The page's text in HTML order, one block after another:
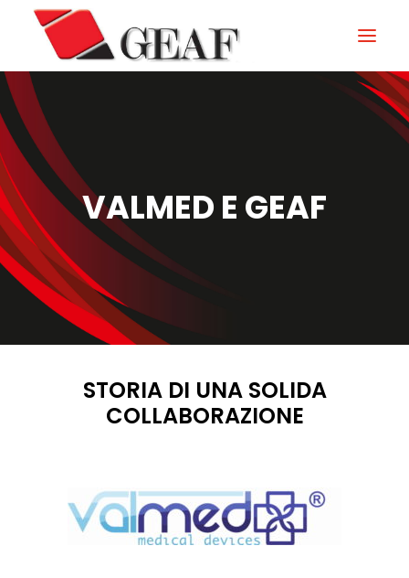
HOME
AZIENDA
KNOW-HOW
I NOSTRI SETTORI
CONTATTI
NEWS ED EVENTI
DOWNLOAD
ITALIANO
VALMED E GEAF
STORIA DI UNA SOLIDA
COLLABORAZIONE